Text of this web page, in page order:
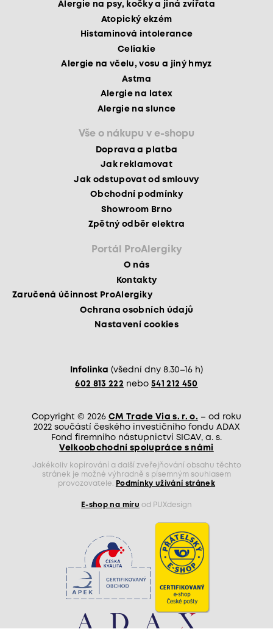
Alergie na psy, kočky a jiná zvířata
Atopický ekzém
Histaminová intolerance
Celiakie
Alergie na včelu, vosu a jiný hmyz
Astma
Alergie na latex
Alergie na slunce
Vše o nákupu v e-shopu
Doprava a platba
Jak reklamovat
Jak odstupovat od smlouvy
Obchodní podmínky
Showroom Brno
Zpětný odběr elektra
Portál ProAlergiky
O nás
Kontakty
Zaručená účinnost ProAlergiky
Ochrana osobních údajů
Nastavení cookies
Infolinka (všední dny 8.30–16 h)
602 813 222 nebo 541 212 450
Copyright © 2026 CM Trade Via s. r. o. – od roku
2022 součástí českého investičního fondu ADAX
Fond firemního nástupnictví SICAV, a. s.
Velkoobchodní spolupráce s námi
Jakékoliv kopírování a další zveřejňování obsahu těchto
stránek je možné výhradně s písemným souhlasem
provozovatele.
Podmínky užívání stránek
E-shop na míru od PUXdesign